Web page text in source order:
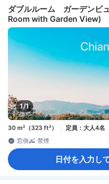
ダブルルーム ガーデンビ
Room with Garden View)
1/1
30 m²（323 ft²）
定員：大人4名
窓側
禁煙
日付を入力し